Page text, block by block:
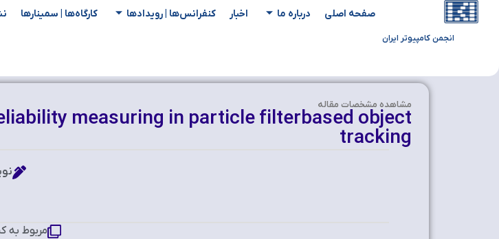
انجمن کامپیوتر ایران
صفحه اصلی درباره ما اخبار کنفرانس‌ها | رویدادها کارگاه‌ها | سمینار‌ها
مشاهده‌ مشخصات مقاله
measuring in particle filterbased object
tracking
مربوط به